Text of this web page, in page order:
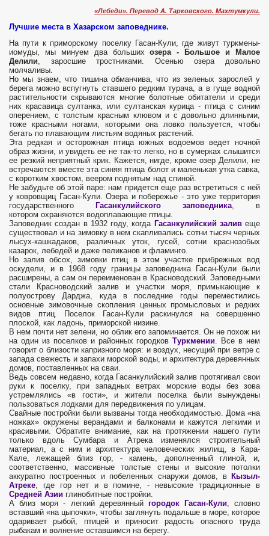
«Лебеди». Перевод А. Тарковского. Махтумкули.
Лучшие места в Хазарском заповеднике.
На пути к приморскому поселку Гасан-Кули, где живут туркмены-
иомуды, мы минуем два большихозера - Большое и Малое
Делили, заросшие тростниками. Осенью озера довольно
молчаливы.
Но мы знаем, что тишина обманчива, что из зеленых зарослей у
берега можно вспугнуть ставшего редким турача, а в гуще водной
растительности скрываются многие болотные обитатели и среди
них красавица султанка, или султанская курица - птица с синим
оперением, с толстым красным клювом и с довольно длинными,
тоже красными ногами, которыми она ловко пользуется, чтобы
бегать по плавающим листьям водяных растений.
Эта редкая и осторожная птица южных водоемов ведет ночной
образ жизни, и увидеть ее не так-то легко, но в сумерках слышится
ее резкий неприятный крик. Кажется, нигде, кроме озер Делили, не
встречаются вместе эта синяя птица болот и маленькая утка савка,
с коротким хвостом, веером поднятым над спиной.
Не забудьте об этой паре: нам придется еще раз встретиться с ней
у ковровщиц Гасан-Кули. Озера и побережье - это уже территория
государственного
Гасанкулийского заповедника, в
котором охраняются водоплавающие птицы.
Заповедник создан в 1932 году, когда Гасанкулийский заливеще
существовал и на зимовку в нем скапливались сотни тысяч черных
лысух-кашкадаков, различных уток, гусей, сотни краснозобых
казарок, лебедей и даже пеликанов и фламинго.
Но залив обсох, зимовки птиц в этом участке прибрежных вод
оскудели, и в 1968 году границы заповедника Гасан-Кули были
расширены, а сам он переименован в Красноводский. Заповедными
стали Красноводский залив и участки моря, примыкающие к
полуострову Дарджа, куда в последние годы переместились
основные зимовочные скопления ценных промысловых и редких
видов птиц. Поселок Гасан-Кули раскинулся на совершенно
плоской, как ладонь, приморской низине.
В нем почти нет зелени, но облик его запоминается. Он не похож ни
на один из поселков и районных городковТуркмении. Все в нем
говорит о близости капризного моря: и воздух, несущий при ветре с
запада свежесть и запахи морской воды, и архитектура деревянных
домов, поставленных на сваи.
Ведь совсем недавно, когда Гасанкулийский залив протягивал свои
руки к поселку, при западных ветрах морские воды без зова
устремлялись «в гости», и жители поселка были вынуждены
пользоваться лодками для передвижения по улицам.
Свайные постройки были вызваны тогда необходимостью. Дома «на
ножках» окружены верандами и балконами и кажутся легкими и
красивыми. Обратите внимание, как на протяжении нашего пути
только вдоль Сумбара и Атрека изменялся строительный
материал, а с ним и архитектура человеческих жилищ, в Кара-
Кале, лежащей близ гор, - камень, дополненный глиной, и,
соответственно, массивные толстые стены и высокие потолки
аккуратно построенных и побеленных снаружи домов, в Кызыл-
Атреке, где гор нет и в помине, - невысокие традиционные в
Средней Азии глинобитные постройки.
А близ моря - легкий деревянный городок Гасан-Кули, словно
вставший «на цыпочки», чтобы заглянуть подальше в море, которое
одаривает рыбой, птицей и приносит радость опасного труда
рыбакам и волнение оставшимся на берегу.